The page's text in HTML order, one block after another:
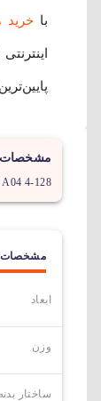
باخرید
مشخصات
4-128
مشخصات
ابعاد
وزن
ساختار بدنه